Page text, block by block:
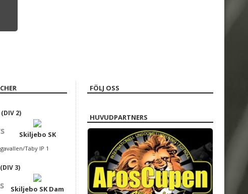
(DIV 2)
Skiljebo SK
Täby IP 1
3)
Skiljebo SK Dam
FÖLJ OSS
HUVUDPARTNERS